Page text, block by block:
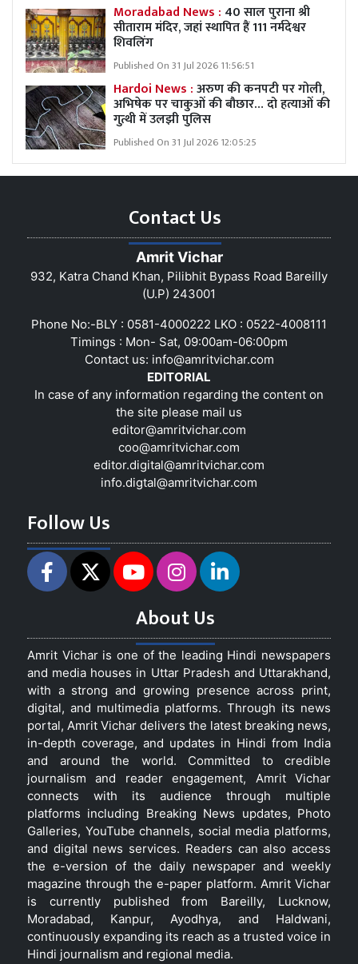
Moradabad News : 40 साल पुराना श्री
सीताराम मंदिर, जहां स्थापित हैं 111 नर्मदेश्वर
शिवलिंग
Published On 31 Jul 2026 11:56:51
Hardoi News :अरुण की कनपटी पर गोली,
अभिषेक पर चाकुओं की बौछार… दो हत्याओं की
गुत्थी में उलझी पुलिस
Published On 31 Jul 2026 12:05:25
Contact Us
Amrit Vichar
932, Katra Chand Khan, Pilibhit Bypass Road Bareilly
(U.P) 243001
Phone No:-BLY : 0581-4000222 LKO : 0522-4008111
Timings : Mon- Sat, 09:00am-06:00pm
Contact us: info@amritvichar.com
EDITORIAL
In case of any information regarding the content on
the site please mail us
editor@amritvichar.com
coo@amritvichar.com
editor.digital@amritvichar.com
info.digtal@amritvichar.com
Follow Us
About Us
Amrit Vichar is one of the leading Hindi newspapers
and media houses in Uttar Pradesh and Uttarakhand,
with a strong and growing presence across print,
digital, and multimedia platforms. Through its news
portal, Amrit Vichar delivers the latest breaking news,
in-depth coverage, and updates in Hindi from India
and around the world. Committed to credible
journalism and reader engagement, Amrit Vichar
connects with its audience through multiple
platforms including Breaking News updates, Photo
Galleries, YouTube channels, social media platforms,
and digital news services. Readers can also access
the e-version of the daily newspaper and weekly
magazine through the e-paper platform. Amrit Vichar
is currently published from Bareilly, Lucknow,
Moradabad, Kanpur, Ayodhya, and Haldwani,
continuously expanding its reach as a trusted voice in
Hindi journalism and regional media.